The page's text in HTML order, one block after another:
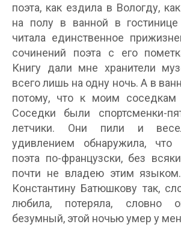
поэта, как ездила в Вологду,
на полу в ванной в
читала единственное
сочинений поэта с его
Книгу дали мне хранители
всего лишь на одну ночь. А в
потому, что к моим соседкам
Соседки были спортсменки-
летчики. Они пили и
удивлением обнаружила, что
поэта по-французски, без
почти не владею этим
Константину Батюшкову так,
любила, потеряла, словно
безумный, этой ночью умер у